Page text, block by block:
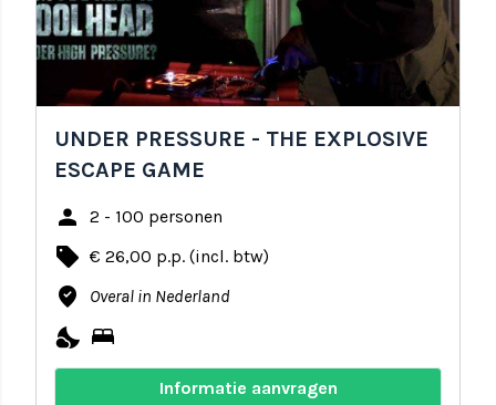
UNDER PRESSURE - THE EXPLOSIVE
ESCAPE GAME
person 2 - 100 personen
local_offer € 26,00 p.p. (incl. btw)
where_to_vote Overal in Nederland
nights_stay bed
Informatie aanvragen